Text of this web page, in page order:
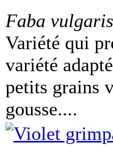
Faba
Variété qui
variété
petits grains
gousse....